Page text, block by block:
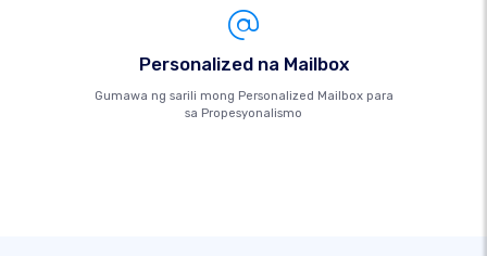
Personalized na Mailbox
Gumawa ng sarili mong Personalized Mailbox para
sa Propesyonalismo